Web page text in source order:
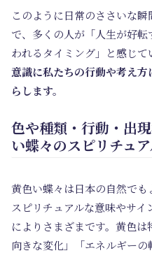
このように日常のささいな
で、多くの人が「人生が好
われるタイミング」と感じて
意識に私たちの行動や考え
らします。
色や種類・行動・出
い蝶々のスピリチュ
黄色い蝶々は日本の自然で
スピリチュアルな意味やサ
によりさまざまです。黄色
向きな変化」「エネルギー